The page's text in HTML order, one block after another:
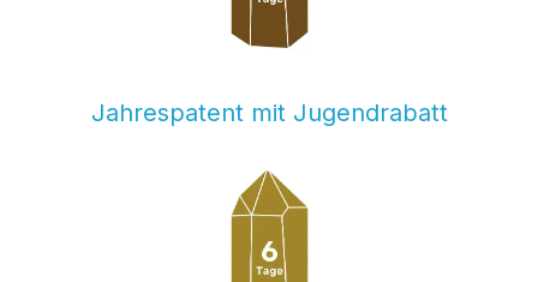
Jahrespatent mit Jugendrabatt